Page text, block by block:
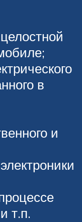
в
и
т.п.